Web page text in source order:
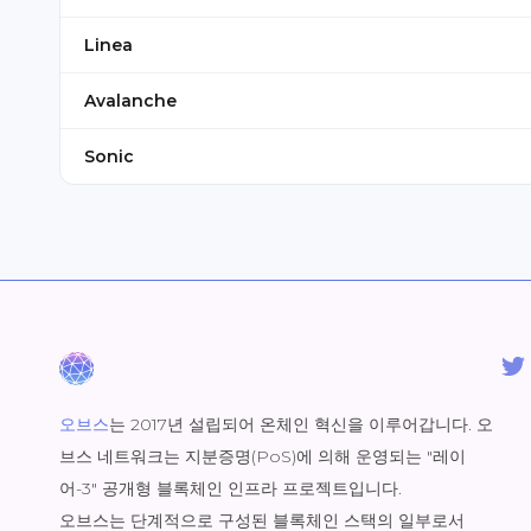
Linea
Avalanche
Sonic
오브스는 2017년 설립되어 온체인 혁신을 이루어갑니다. 오
브스 네트워크는 지분증명(PoS)에 의해 운영되는 "레이
어-3" 공개형 블록체인 인프라 프로젝트입니다.
오브스는 단계적으로 구성된 블록체인 스택의 일부로서